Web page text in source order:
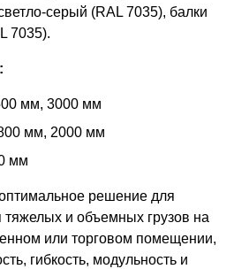
серый (RAL 7035), балки
7035).
мм, 3000 мм
мм, 2000 мм
мм
решение для
тяжелых и объемных грузов на
или торговом помещении,
гибкость, модульность и